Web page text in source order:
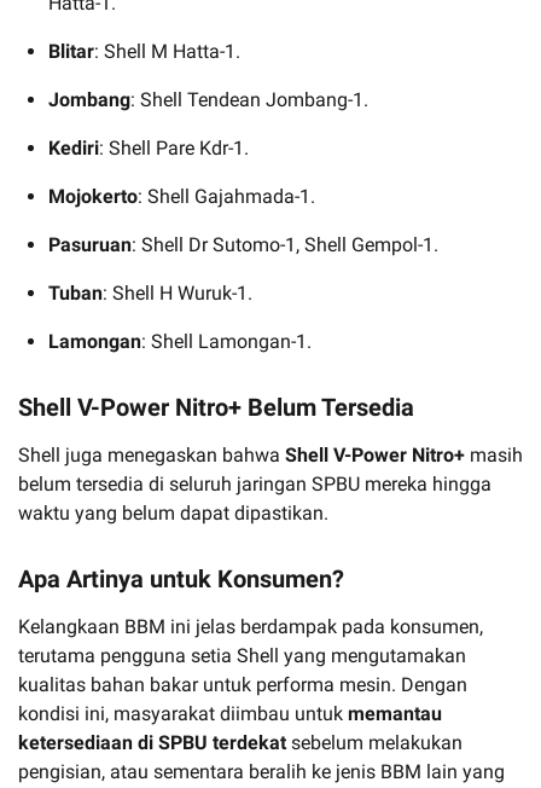
Blitar: Shell M Hatta-1.
Jombang: Shell Tendean Jombang-1.
Kediri: Shell Pare Kdr-1.
Mojokerto: Shell Gajahmada-1.
Pasuruan: Shell Dr Sutomo-1, Shell Gempol-1.
Tuban: Shell H Wuruk-1.
Lamongan: Shell Lamongan-1.
Shell V-Power Nitro+ Belum Tersedia
Shell juga menegaskan bahwa Shell V-Power Nitro+ masih
belum tersedia di seluruh jaringan SPBU mereka hingga
waktu yang belum dapat dipastikan.
Apa Artinya untuk Konsumen?
Kelangkaan BBM ini jelas berdampak pada konsumen,
terutama pengguna setia Shell yang mengutamakan
kualitas bahan bakar untuk performa mesin. Dengan
kondisi ini, masyarakat diimbau untuk memantau
ketersediaan di SPBU terdekat sebelum melakukan
pengisian, atau sementara beralih ke jenis BBM lain yang